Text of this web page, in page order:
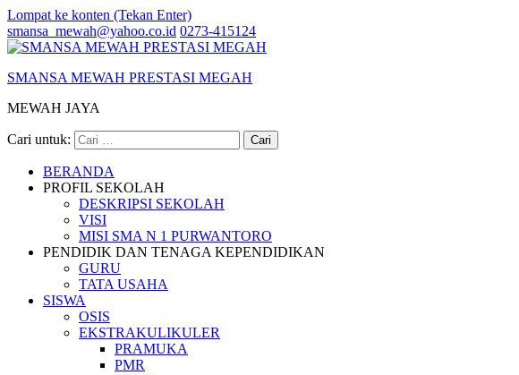
Lompat ke konten (Tekan Enter)
smansa_mewah@yahoo.co.id 0273-415124
SMANSA MEWAH PRESTASI MEGAH
MEWAH JAYA
Cari untuk:
BERANDA
PROFIL SEKOLAH
DESKRIPSI SEKOLAH
VISI
MISI SMA N 1 PURWANTORO
PENDIDIK DAN TENAGA KEPENDIDIKAN
GURU
TATA USAHA
SISWA
OSIS
EKSTRAKULIKULER
PRAMUKA
PMR